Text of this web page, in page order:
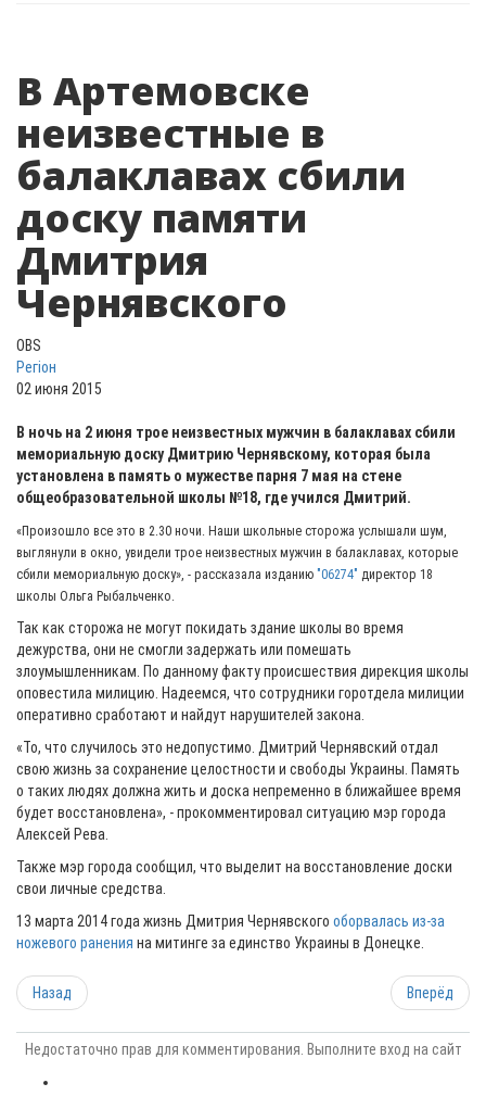
В Артемовске
неизвестные в
балаклавах сбили
доску памяти
Дмитрия
Чернявского
OBS
Регіон
02 июня 2015
В ночь на 2 июня трое неизвестных мужчин в балаклавах сбили
мемориальную доску Дмитрию Чернявскому, которая была
установлена в память о мужестве парня 7 мая на стене
общеобразовательной школы №18, где учился Дмитрий.
«Произошло все это в 2.30 ночи. Наши школьные сторожа услышали шум,
выглянули в окно, увидели трое неизвестных мужчин в балаклавах, которые
сбили мемориальную доску», - рассказала изданию "06274" директор 18
школы Ольга Рыбальченко.
Так как сторожа не могут покидать здание школы во время
дежурства, они не смогли задержать или помешать
злоумышленникам. По данному факту происшествия дирекция школы
оповестила милицию. Надеемся, что сотрудники горотдела милиции
оперативно сработают и найдут нарушителей закона.
«То, что случилось это недопустимо. Дмитрий Чернявский отдал
свою жизнь за сохранение целостности и свободы Украины. Память
о таких людях должна жить и доска непременно в ближайшее время
будет восстановлена», - прокомментировал ситуацию мэр города
Алексей Рева.
Также мэр города сообщил, что выделит на восстановление доски
свои личные средства.
13 марта 2014 года жизнь Дмитрия Чернявского оборвалась из-за
ножевого ранения на митинге за единство Украины в Донецке.
Назад Вперёд
Недостаточно прав для комментирования. Выполните вход на сайт